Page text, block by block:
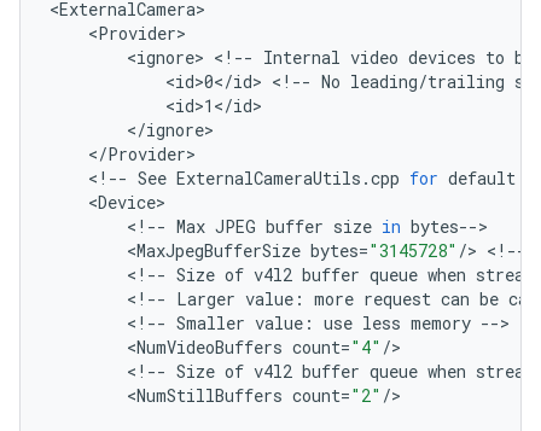
<ExternalCamera
<Provider
<ignore> < !-- Internal video devices to be
<id>0</id> < !-- No leading/trailing
<id>1 </id
</ignore
</Provider
< !-- See ExternalCameraUtils .cpp for default
<Device
< !-- Max JPEG buffer size in bytes--
<MaxJpegBufferSize bytes="3145728" /> < !--
< !-- Size of v4l2 buffer queue when
< !-- Larger value : more request can be
< !-- Smaller value : use less memory --
<NumVideoBuffers count="4" /
< !-- Size of v4l2 buffer queue when
<NumStillBuffers count="2" />